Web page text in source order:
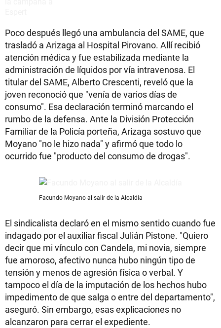
Poco después llegó una ambulancia del SAME, que
trasladó a Arizaga al Hospital Pirovano. Allí recibió
atención médica y fue estabilizada mediante la
administración de líquidos por vía intravenosa. El
titular del SAME, Alberto Crescenti, reveló que la
joven reconoció que "venía de varios días de
consumo". Esa declaración terminó marcando el
rumbo de la defensa. Ante la División Protección
Familiar de la Policía porteña, Arizaga sostuvo que
Moyano "no le hizo nada" y afirmó que todo lo
ocurrido fue "producto del consumo de drogas".
Facundo Moyano al salir de la Alcaldía
El sindicalista declaró en el mismo sentido cuando fue
indagado por el auxiliar fiscal Julián Pistone. "Quiero
decir que mi vínculo con Candela, mi novia, siempre
fue amoroso, afectivo nunca hubo ningún tipo de
tensión y menos de agresión física o verbal. Y
tampoco el día de la imputación de los hechos hubo
impedimento de que salga o entre del departamento",
aseguró. Sin embargo, esas explicaciones no
alcanzaron para cerrar el expediente.